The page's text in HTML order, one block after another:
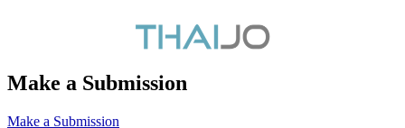
Make a Submission
Make a Submission